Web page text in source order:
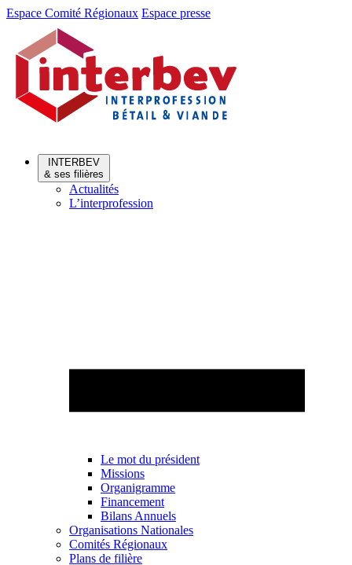
Aller
Aller
contenu
Espace Comité Régionaux Espace presse
INTERBEV
& ses filières
Actualités
L’interprofession
Le mot du président
Missions
Organigramme
Financement
Bilans Annuels
Organisations Nationales
Comités Régionaux
Plans de filière